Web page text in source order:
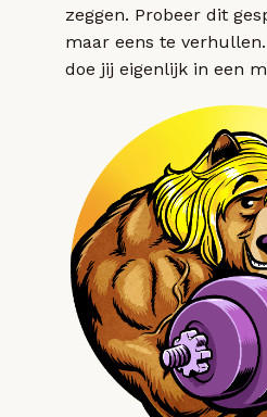
zeggen. Probeer dit
maar eens te
doe jij eigenlijk in een